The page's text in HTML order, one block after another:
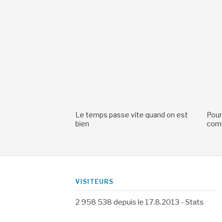
Le temps passe vite quand on est
bien
VISITEURS
2 958 538 depuis le 17.8.2013 - Stats